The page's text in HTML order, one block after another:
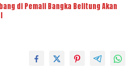
di Pemali Bangka Belitung Akan